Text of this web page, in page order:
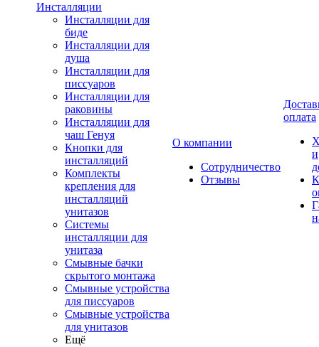
Инсталляции
Инсталляции для
биде
Инсталляции для
душа
Инсталляции для
писсуаров
Инсталляции для
раковины
Инсталляции для
чаш Генуя
Кнопки для
инсталляций
Комплекты
крепления для
инсталляций
унитазов
Системы
инсталляции для
унитаза
Смывные бачки
скрытого монтажа
Смывные устройства
для писсуаров
Смывные устройства
для унитазов
Ещё
О компании
Сотрудничество
Отзывы
оплата
и